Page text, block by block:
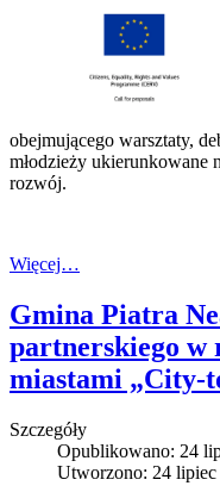
obejmującego warsztaty,
młodzieży ukierunkowane
rozwój.
Więcej…
Gmina Piatra
partnerskiego w
miastami „City-
Szczegóły
Opublikowano: 24
Utworzono: 24 lipiec